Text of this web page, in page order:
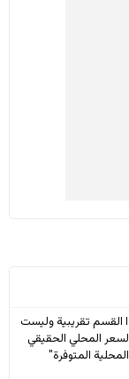
القسم تقريبية وليست
السعر المحلي الحقيقي
المتوفرة"